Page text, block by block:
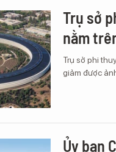
Trụ sở
nằm
Trụ sở phi
giảm được
Ủy ban